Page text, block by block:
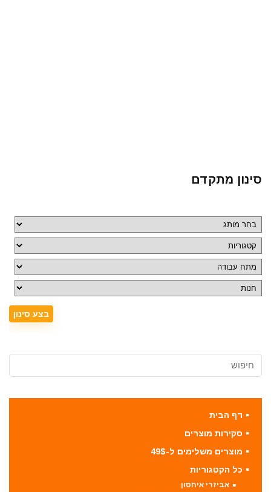
סינון מתקדם
דף הבית
סקירות מוצרים
מוצרים משלימים ל-49$
כל הקטגוריות
אביזרי איחסון